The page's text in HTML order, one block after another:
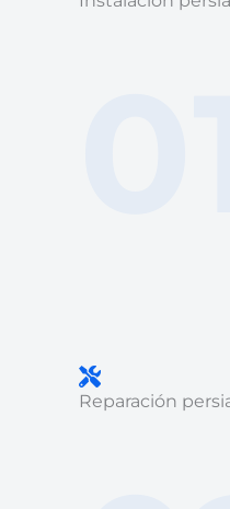
Reparación